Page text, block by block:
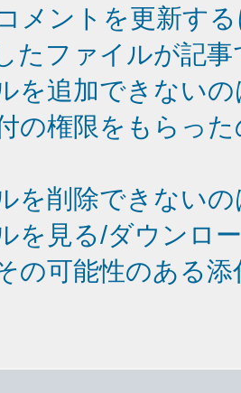
メントを更新す
たファイルが記
を追加できない
の権限をもらっ
を削除できない
を見る/ダウンロ
の可能性のある